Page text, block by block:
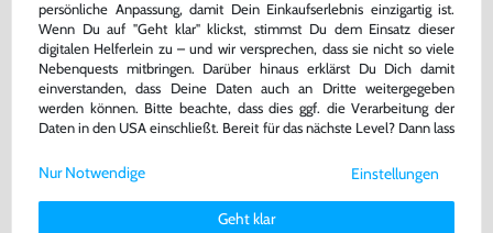
persönliche Anpassung, damit Dein Einkaufserlebnis einzigartig ist.
Wenn Du auf "Geht klar" klickst, stimmst Du dem Einsatz dieser
digitalen Helferlein zu – und wir versprechen, dass sie nicht so viele
Nebenquests mitbringen. Darüber hinaus erklärst Du Dich damit
einverstanden, dass Deine Daten auch an Dritte weitergegeben
werden können. Bitte beachte, dass dies ggf. die Verarbeitung der
Daten in den USA einschließt. Bereit für das nächste Level? Dann lass
Weitere Informationen zu den von uns verwendeten Cookies und
Deinen Rechten als Nutzer findest Du in unsererDaten­schutz­
Impressum.
Einstellungen
Geht klar
Nur Notwendige